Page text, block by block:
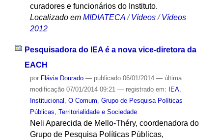
curadores e funcionários do Instituto.
Localizado em MIDIATECA /Vídeos /Vídeos
2012
Pesquisadora do IEA é a nova vice-diretora da
EACH
por Flávia Dourado — publicado06/01/2014 — última
modificação07/01/2014 09:21 — registrado em: IEA,
Institucional O Comum Grupo de Pesquisa Políticas
Públicas, Territorialidade e Sociedade
Neli Aparecida de Mello-Théry, coordenadora do
Grupo de Pesquisa Políticas Públicas,